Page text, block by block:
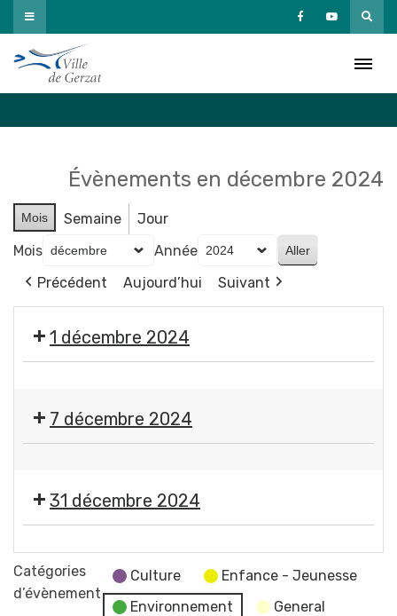
Passer
au
contenu
Évènements en décembre 2024
Mois Semaine
Jour
Mois
Année
Précédent
Aujourd’hui Suivant
1 décembre 2024
de
Noël
des
Fêtes
7 décembre 2024
CASG
Rugby
31 décembre 2024
Réveillon
du
Catégories
d’évènement
Culture
Enfance - Jeunesse
Environnement
General